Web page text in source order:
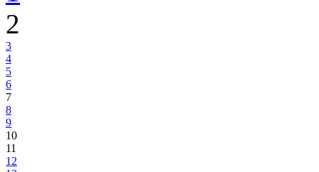
2
3
4
5
6
7
8
9
10
11
12